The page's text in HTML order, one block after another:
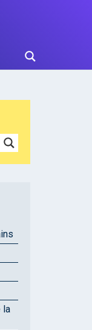
la